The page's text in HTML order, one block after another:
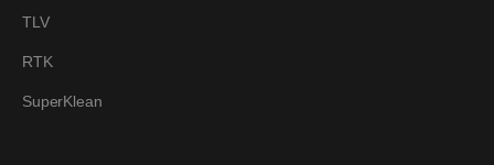
TLV
RTK
SuperKlean